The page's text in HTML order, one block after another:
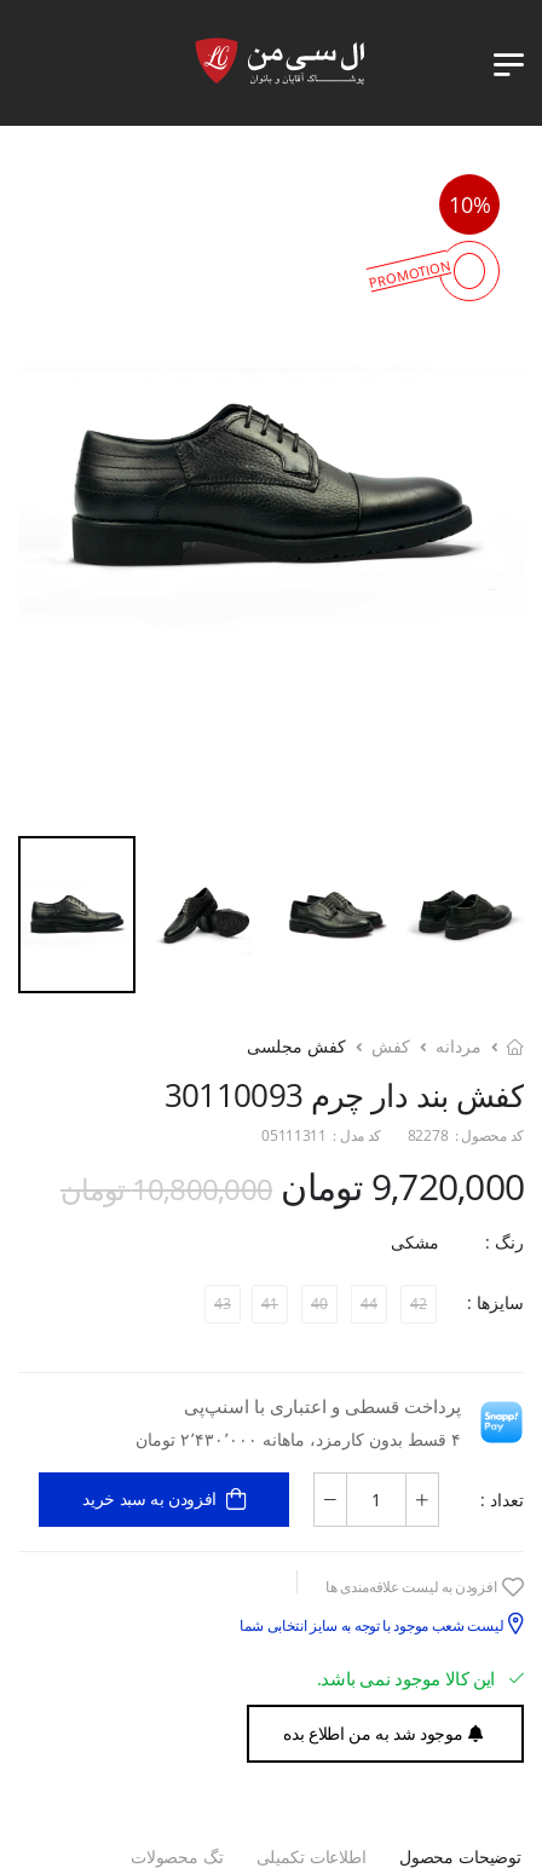
10%
PROMOTION
مردانه کفش کفش مجلسی
کفش بند دار چرم 30110093
کد محصول : 82278 کد مدل : 05111311
9,720,000 تومان 10,800,000 تومان
رنگ : مشکی
سایزها : 42
44
40
41
43
پرداخت قسطی و اعتباری با اسنپ‌پی
۴ قسط بدون کارمزد، ماهانه ۲٬۴۳۰٬۰۰۰ تومان
تعداد : افزودن به سبد خرید
افزودن به لیست علاقه‌مندی ها
لیست شعب موجود با توجه به سایز انتخابی شما
این کالا موجود نمی باشد.
موجود شد به من اطلاع بده
توضیحات محصول اطلاعات تکمیلی تگ محصولات